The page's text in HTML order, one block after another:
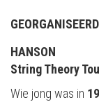
HANSON
String Theory
Wie jong was in